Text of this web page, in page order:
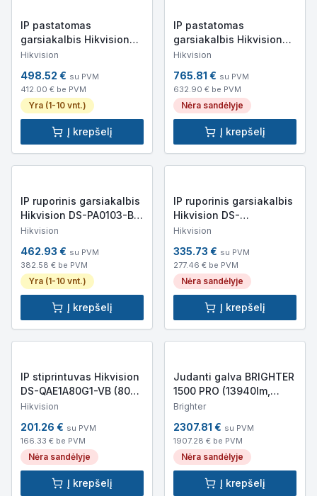
IP pastatomas
garsiakalbis Hikvision
DS-QAZ1460G1 (IP, 60W,
Hikvision
498.52 € su PVM
412.00 € be PVM
Yra (1-10 vnt.)
Į krepšelį
IP pastatomas
garsiakalbis Hikvision
DS-QAZ14A2G1 (IP,
Hikvision
765.81 € su PVM
632.90 € be PVM
Nėra sandėlyje
Į krepšelį
IP ruporinis garsiakalbis
Hikvision DS-PA0103-B
(15W, 120dB, IP67)
Hikvision
462.93 € su PVM
382.58 € be PVM
Yra (1-10 vnt.)
Į krepšelį
IP ruporinis garsiakalbis
Hikvision DS-
QAZ1307G1T-E(C) (7 W, 8
Hikvision
335.73 € su PVM
277.46 € be PVM
Nėra sandėlyje
Į krepšelį
IP stiprintuvas Hikvision
DS-QAE1A80G1-VB (80W,
Bluetooth, USB)
Hikvision
201.26 € su PVM
166.33 € be PVM
Nėra sandėlyje
Į krepšelį
Judanti galva BRIGHTER
1500 PRO (13940lm,
400x200x465mm, 17kg)
Brighter
2307.81 € su PVM
1907.28 € be PVM
Nėra sandėlyje
Į krepšelį